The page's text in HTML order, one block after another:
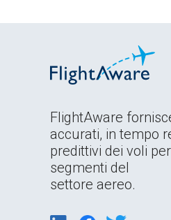
FlightAware
accurati, in tempo
predittivi dei voli
segmenti del
settore aereo.